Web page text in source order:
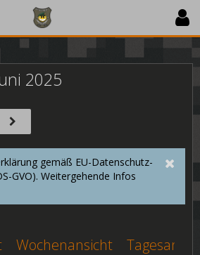
2025
gemäß EU-Datenschutz-
GVO). Weitergehende Infos
Wochenansicht